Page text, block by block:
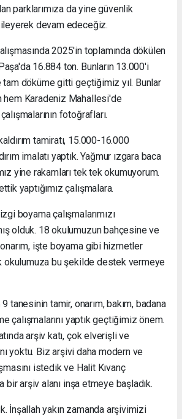
parklarımıza da yine güvenlik
devam edeceğiz.
2025'in toplamında dökülen
16.884 ton. Bunların 13.000'i
tam döküme gitti geçtiğimiz yıl. Bunlar
hem Karadeniz Mahallesi'de
fotoğrafları.
tamiratı, 15.000-16.000
imalatı yaptık. Yağmur ızgara baca
yine rakamları tek tek okumuyorum.
yaptığımız çalışmalara.
boyama çalışmalarımızı
olduk. 18 okulumuzun bahçesine ve
işte boyama gibi hizmetler
okulumuza bu şekilde destek vermeye
tanesinin tamir, onarım, bakım, badana
çalışmalarını yaptık geçtiğimiz önem.
arşiv katı, çok elverişli ve
yoktu. Biz arşivi daha modern ve
istedik ve Halit Kıvanç
bir arşiv alanı inşa etmeye başladık.
İnşallah yakın zamanda arşivimizi